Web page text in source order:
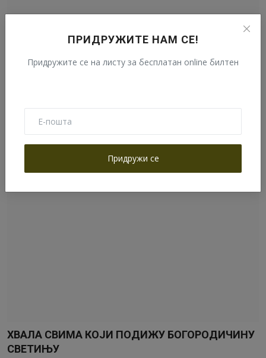
ПРИДРУЖИТЕ НАМ СЕ!
Придружите се на листу за бесплатан online билтен
Придружи се
12 година жртве, рада и борбе да би овако
изгледало! Н...
Мај 16, 2026
ХВАЛА СВИМА КОЈИ ПОДИЖУ БОГОРОДИЧИНУ
СВЕТИЊУ